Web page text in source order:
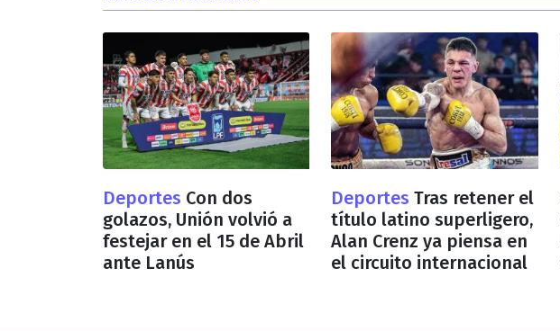
Deportes Con dos
golazos, Unión volvió a
festejar en el 15 de Abril
ante Lanús
DeportesTras retener el
título latino superligero,
Alan Crenz ya piensa en
el circuito internacional